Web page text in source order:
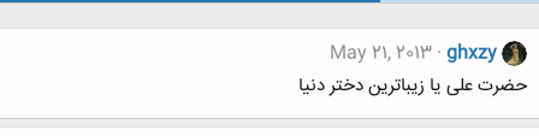
ghxzy
May 21, 2013
حضرت علی یا زیباترین دختر دنیا